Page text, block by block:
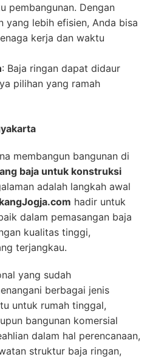
pembangunan. Dengan
yang lebih efisien, Anda bisa
kerja dan waktu
: Baja ringan dapat didaur
pilihan yang ramah
membangun bangunan di
baja untuk konstruksi
adalah langkah awal
hadir untuk
dalam pemasangan baja
kualitas tinggi,
terjangkau.
yang sudah
berbagai jenis
untuk rumah tinggal,
bangunan komersial
dalam hal perencanaan,
struktur baja ringan,